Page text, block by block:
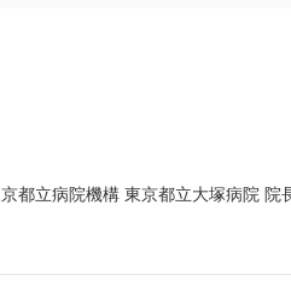
都立病院機構 東京都立大塚病院 院